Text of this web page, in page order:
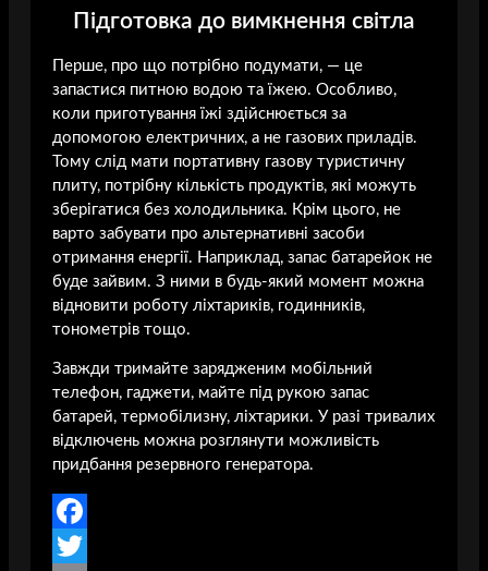
Підготовка до вимкнення світла
Перше, про що потрібно подумати, — це
запастися питною водою та їжею. Особливо,
коли приготування їжі здійснюється за
допомогою електричних, а не газових приладів.
Тому слід мати портативну газову туристичну
плиту, потрібну кількість продуктів, які можуть
зберігатися без холодильника. Крім цього, не
варто забувати про альтернативні засоби
отримання енергії. Наприклад, запас батарейок не
буде зайвим. З ними в будь-який момент можна
відновити роботу ліхтариків, годинників,
тонометрів тощо.
Завжди тримайте зарядженим мобільний
телефон, гаджети, майте під рукою запас
батарей, термобілизну, ліхтарики. У разі тривалих
відключень можна розглянути можливість
придбання резервного генератора.
F